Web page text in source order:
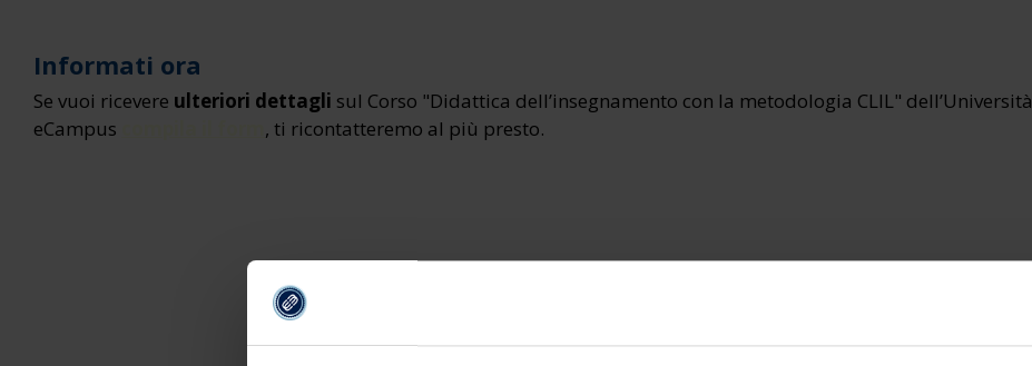
Informati ora
Se vuoi ricevere ulteriori dettagli sul Corso "Didattica dell’insegnamento con la metodologia CLIL" dell’Università
eCampus
, ti ricontatteremo al più presto.